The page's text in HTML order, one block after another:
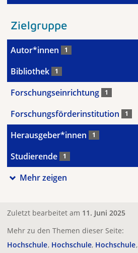
Zielgruppe
Autor*innen 1
Bibliothek 1
Forschungseinrichtung 1
Forschungsförderinstitution 1
Herausgeber*innen 1
Studierende 1
Mehr zeigen
Zuletzt bearbeitet am 11. Juni 2025
Mehr zu den Themen dieser Seite:
Hochschule Hochschule Hochschule